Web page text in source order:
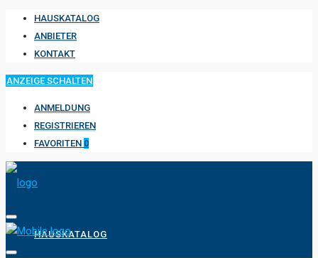
HAUSKATALOG
ANBIETER
KONTAKT
ANZEIGE SCHALTEN
ANMELDUNG
REGISTRIEREN
FAVORITEN 0
HAUSKATALOG